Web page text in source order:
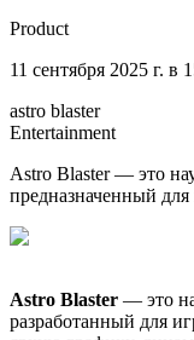
Product
11 сентября 2025 г. в
astro blaster
Entertainment
Astro Blaster — это
предназначенный
Astro Blaster — это
разработанный для